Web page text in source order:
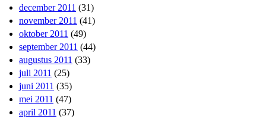
december 2011 (31)
november 2011 (41)
oktober 2011 (49)
september 2011 (44)
augustus 2011 (33)
juli 2011 (25)
juni 2011 (35)
mei 2011 (47)
april 2011 (37)